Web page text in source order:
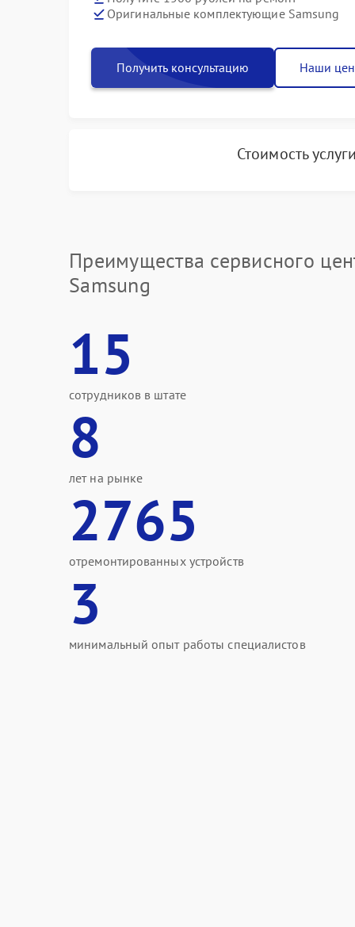
Оригинальные комплектующие Samsung
Получить консультацию Наши
Стоимость услуги
Преимущества сервисного
Samsung
15
сотрудников в штате
8
лет на рынке
2765
отремонтированных устройств
3
минимальный опыт работы специалистов